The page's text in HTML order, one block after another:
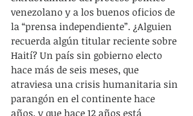
venezolano y a los buenos oficios de
la “prensa independiente”. ¿Alguien
recuerda algún titular reciente sobre
Haití? Un país sin gobierno electo
hace más de seis meses, que
atraviesa una crisis humanitaria sin
parangón en el continente hace
años, y que hace 12 años está